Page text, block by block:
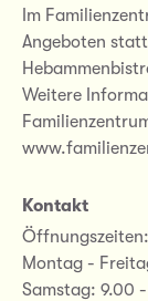
Im
Angeboten
Weitere
Kontakt
Öffnungszeiten:
Montag -
Samstag: 9.00